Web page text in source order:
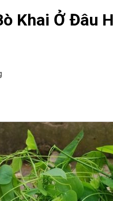
Khai Ở Đâu